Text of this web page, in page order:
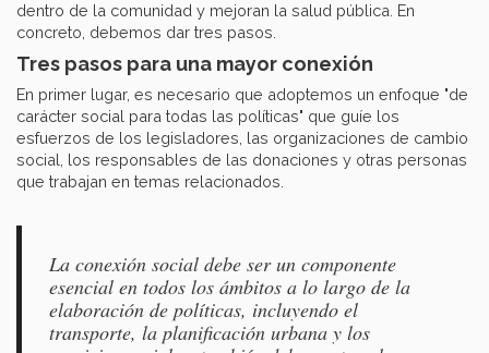
dentro de la comunidad y mejoran la salud pública. En
concreto, debemos dar tres pasos.
Tres pasos para una mayor conexión
En primer lugar, es necesario que adoptemos un enfoque "de
carácter social para todas las políticas" que guíe los
esfuerzos de los legisladores, las organizaciones de cambio
social, los responsables de las donaciones y otras personas
que trabajan en temas relacionados.
La conexión social debe ser un componente
esencial en todos los ámbitos a lo largo de la
elaboración de políticas, incluyendo el
transporte, la planificación urbana y los